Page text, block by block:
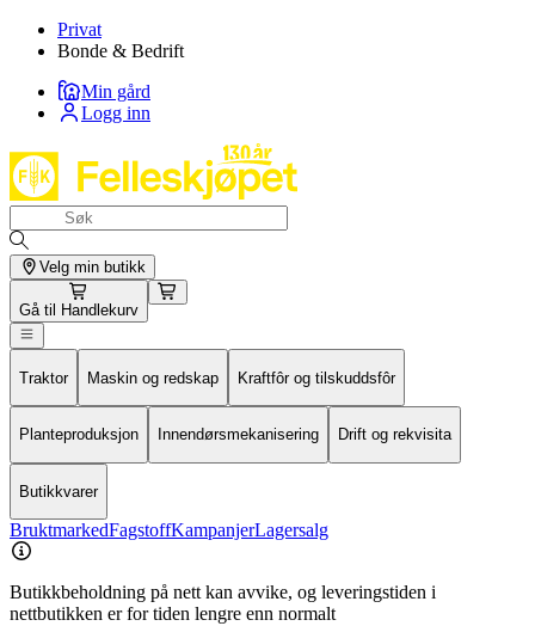
Privat
Bonde & Bedrift
Min gård
Logg inn
Velg min butikk
Gå til Handlekurv
Traktor Maskin og redskap Kraftfôr og tilskuddsfôr
Planteproduksjon Innendørsmekanisering Drift og rekvisita
Butikkvarer
BruktmarkedFagstoffKampanjerLagersalg
Butikkbeholdning på nett kan avvike, og leveringstiden i
nettbutikken er for tiden lengre enn normalt